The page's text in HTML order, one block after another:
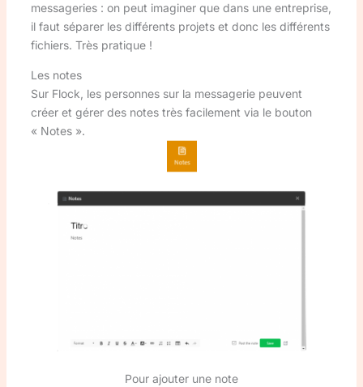
messageries : on peut imaginer que dans une entreprise,
il faut séparer les différents projets et donc les différents
fichiers. Très pratique !
Les notes
Sur Flock, les personnes sur la messagerie peuvent
créer et gérer des notes très facilement via le bouton
« Notes ».
Pour ajouter une note